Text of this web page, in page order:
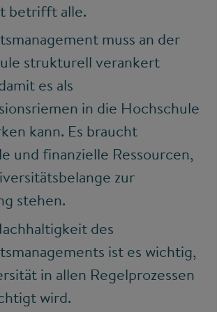
betrifft alle.
muss an der
strukturell verankert
es als
in die Hochschule
kann. Es braucht
und finanzielle Ressourcen,
zur
stehen.
des
ist es wichtig,
in allen Regelprozessen
wird.